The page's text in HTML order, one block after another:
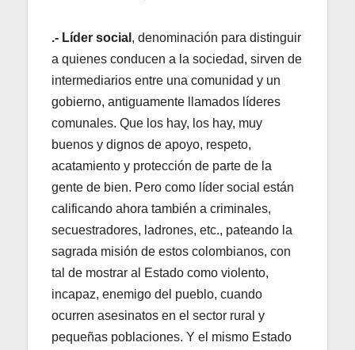
.- Líder social , denominación para distinguir
a quienes conducen a la sociedad, sirven de
intermediarios entre una comunidad y un
gobierno, antiguamente llamados líderes
comunales. Que los hay, los hay, muy
buenos y dignos de apoyo, respeto,
acatamiento y protección de parte de la
gente de bien. Pero como líder social están
calificando ahora también a criminales,
secuestradores, ladrones, etc., pateando la
sagrada misión de estos colombianos, con
tal de mostrar al Estado como violento,
incapaz, enemigo del pueblo, cuando
ocurren asesinatos en el sector rural y
pequeñas poblaciones. Y el mismo Estado